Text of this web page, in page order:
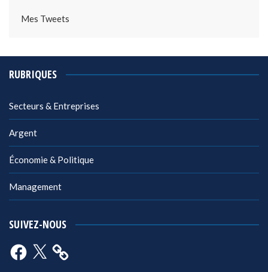
Mes Tweets
RUBRIQUES
Secteurs & Entreprises
Argent
Économie & Politique
Management
SUIVEZ-NOUS
Facebook
X